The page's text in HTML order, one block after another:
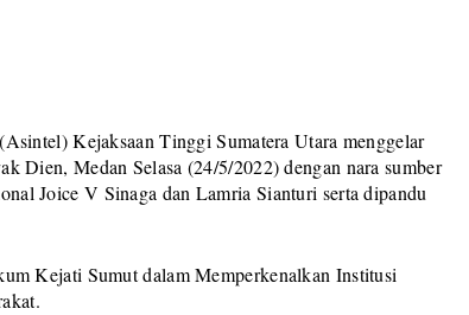
Kejaksaan Tinggi Sumatera Utara menggelar
Dien, Medan Selasa (24/5/2022) dengan nara sumber
Joice V Sinaga dan Lamria Sianturi serta dipandu
Kejati Sumut dalam Memperkenalkan Institusi